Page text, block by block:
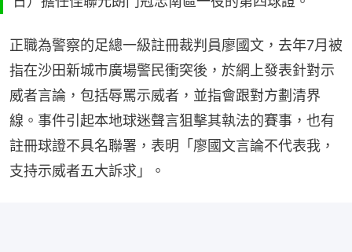
正職為警察的足總一級註冊裁判員廖國文，去年7月被
指在沙田新城市廣場警民衝突後，於網上發表針對示
威者言論，包括辱罵示威者，並指會跟對方劃清界
線。事件引起本地球迷聲言狙擊其執法的賽事，也有
註冊球證不具名聯署，表明「廖國文言論不代表我，
支持示威者五大訴求」。